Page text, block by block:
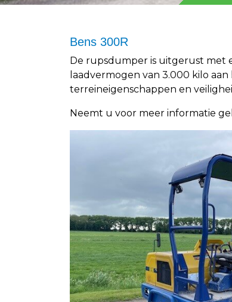
Bens 300R
De rupsdumper is uitgerust met
laadvermogen van 3.000 kilo
terreineigenschappen en
Neemt u voor meer informatie